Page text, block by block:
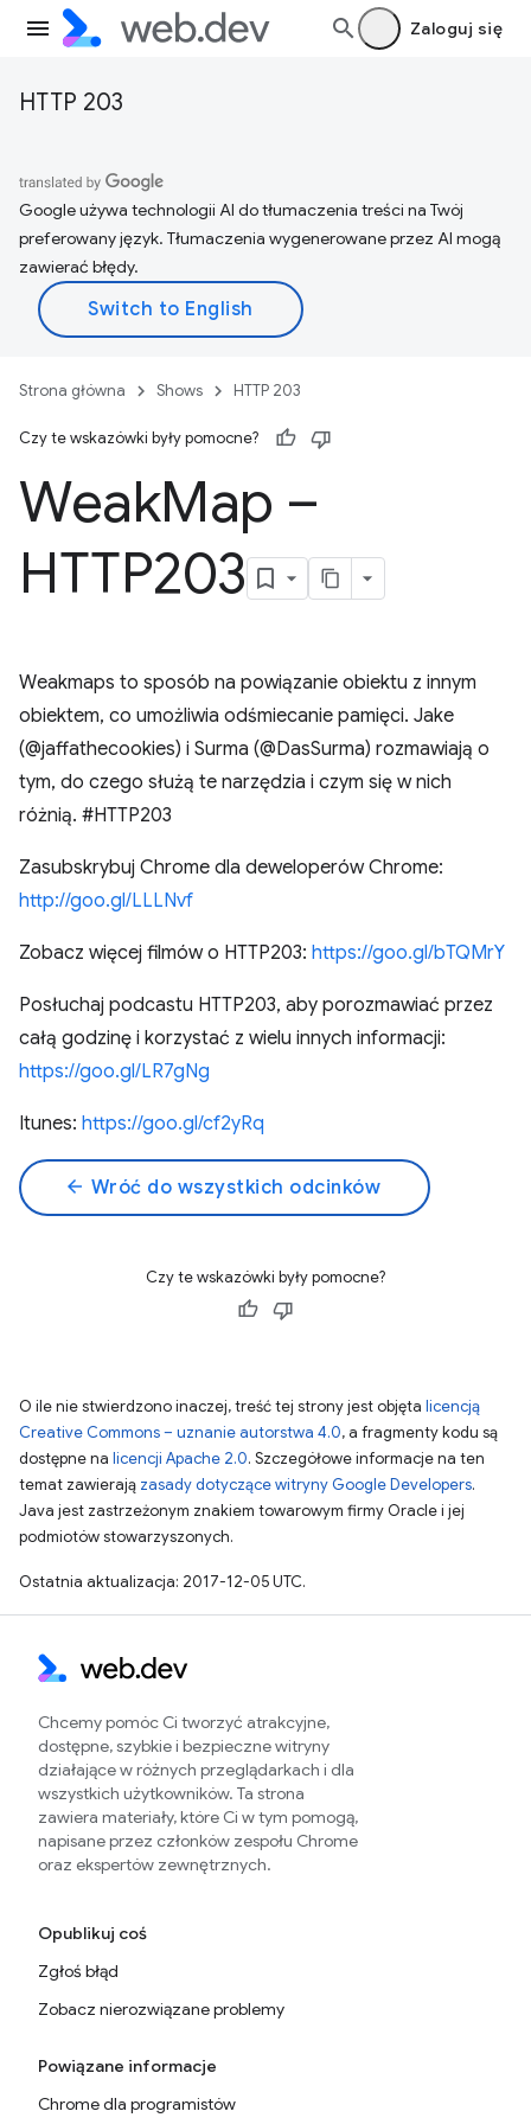
Zaloguj się
HTTP 203
Google używa technologii AI do tłumaczenia treści na Twój
preferowany język. Tłumaczenia wygenerowane przez AI mogą
zawierać błędy.
Strona główna Shows HTTP 203
Czy te wskazówki były pomocne?
WeakMap –
HTTP203
Weakmaps to sposób na powiązanie obiektu z innym
obiektem, co umożliwia odśmiecanie pamięci. Jake
(@jaffathecookies) i Surma (@DasSurma) rozmawiają o
tym, do czego służą te narzędzia i czym się w nich
różnią. #HTTP203
Zasubskrybuj Chrome dla deweloperów Chrome:
http://goo.gl/LLLNvf
Zobacz więcej filmów o HTTP203: https://goo.gl/bTQMrY
Posłuchaj podcastu HTTP203, aby porozmawiać przez
całą godzinę i korzystać z wielu innych informacji:
https://goo.gl/LR7gNg
Itunes: https://goo.gl/cf2yRq
arrow_back Wróć do wszystkich odcinków
Czy te wskazówki były pomocne?
O ile nie stwierdzono inaczej, treść tej strony jest objęta licencją
Creative Commons – uznanie autorstwa 4.0, a fragmenty kodu są
dostępne na licencji Apache 2.0. Szczegółowe informacje na ten
temat zawierają zasady dotyczące witryny Google Developers.
Java jest zastrzeżonym znakiem towarowym firmy Oracle i jej
podmiotów stowarzyszonych.
Ostatnia aktualizacja: 2017-12-05 UTC.
Chcemy pomóc Ci tworzyć atrakcyjne,
dostępne, szybkie i bezpieczne witryny
działające w różnych przeglądarkach i dla
wszystkich użytkowników. Ta strona
zawiera materiały, które Ci w tym pomogą,
napisane przez członków zespołu Chrome
oraz ekspertów zewnętrznych.
Opublikuj coś
Zgłoś błąd
Zobacz nierozwiązane problemy
Powiązane informacje
Chrome dla programistów